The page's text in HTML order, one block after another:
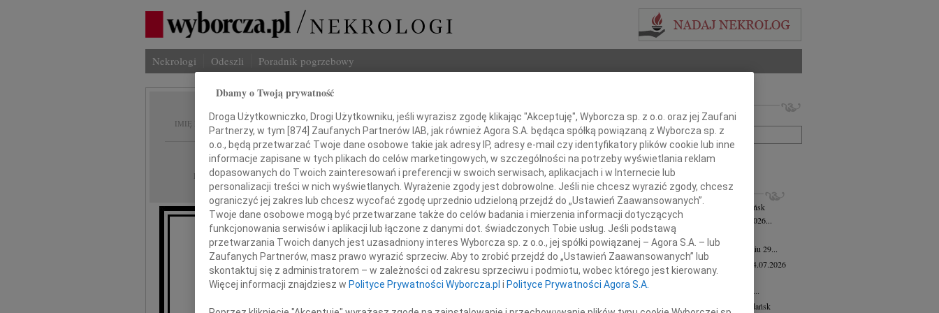
Nekrologi Odeszli Poradnik pogrzebowy
IMIĘ I NAZWISKO: Alina Bielakowska
REGION: Gdańsk
DATA EMISJI: 21.02.2013
Dnia 19 lutego 2013 roku odeszła,
przeżywszy 81 lat, nasza ukochana
Mama, Babcia, Siostra i Ciocia
Imię i nazwisko lub numer ogłoszenia:
+ szukanie zaawansowane
INNE NEKROLOGI
Lubomira Bożyk wiek: 102 04.08.2026
Gdańsk
Z żalem zawiadamiamy, że w dniu 25 lipca 2026...
Henryk Klocek 28.07.2026
Z wielkim smutkiem zawiadamiamy, że w dniu 29...
Jadwiga Semmerling-Owczarska
24.07.2026
Gdańsk
Z głębokim żalem zawiadamiamy, że dnia 20...
Andrzej Krupowicz wiek: 87 16.07.2026
Gdańsk
Dbamy o Twoją prywatność
Droga Użytkowniczko, Drogi Użytkowniku, jeśli wyrazisz zgodę klikając "Akceptuję", Wyborcza sp. z o.o. oraz jej Zaufani
Partnerzy, w tym [874] Zaufanych Partnerów IAB, jak również Agora S.A. będąca spółką powiązaną z Wyborcza sp. z
o.o., będą przetwarzać Twoje dane osobowe takie jak adresy IP, adresy e-mail czy identyfikatory plików cookie lub inne
informacje zapisane w tych plikach do celów marketingowych, w szczególności na potrzeby wyświetlania reklam
dopasowanych do Twoich zainteresowań i preferencji w swoich serwisach, aplikacjach i w Internecie lub
personalizacji treści w nich wyświetlanych. Wyrażenie zgody jest dobrowolne. Jeśli nie chcesz wyrazić zgody, chcesz
ograniczyć jej zakres lub chcesz wycofać zgodę uprzednio udzieloną przejdź do „Ustawień Zaawansowanych”.
Twoje dane osobowe mogą być przetwarzane także do celów badania i mierzenia informacji dotyczących
funkcjonowania serwisów i aplikacji lub łączone z danymi dot. świadczonych Tobie usług. Jeśli podstawą
przetwarzania Twoich danych jest uzasadniony interes Wyborcza sp. z o.o., jej spółki powiązanej – Agora S.A. – lub
Zaufanych Partnerów, masz prawo wyrazić sprzeciw. Aby to zrobić przejdź do „Ustawień Zaawansowanych” lub
skontaktuj się z administratorem – w zależności od zakresu sprzeciwu i podmiotu, wobec którego jest kierowany.
Więcej informacji znajdziesz w Polityce Prywatności Wyborcza.pl i Polityce Prywatności Agora S.A.